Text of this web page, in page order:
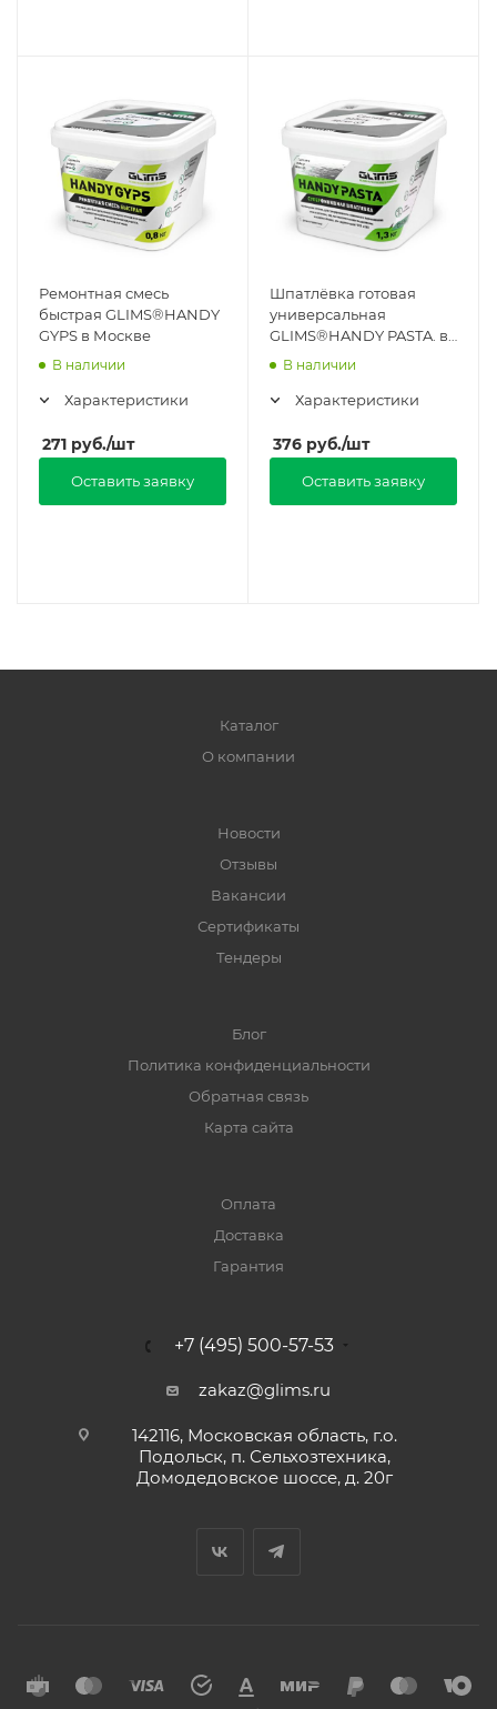
Ремонтная смесь
быстрая GLIMS®HANDY
GYPS в Москве
В наличии
Характеристики
271 руб./шт
Оставить заявку
Шпатлёвка готовая
универсальная
GLIMS®HANDY PASTA. в
Москве
В наличии
Характеристики
376 руб./шт
Оставить заявку
Каталог
О компании
Новости
Отзывы
Вакансии
Сертификаты
Тендеры
Блог
Политика конфиденциальности
Обратная связь
Карта сайта
Оплата
Доставка
Гарантия
+7 (495) 500-57-53
zakaz@glims.ru
142116, Московская область, г.о.
Подольск, п. Сельхозтехника,
Домодедовское шоссе, д. 20г